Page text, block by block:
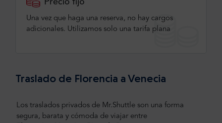
Precio fijo
Una vez que haga una reserva, no hay cargos
adicionales. Utilizamos solo una tarifa plana
Traslado de Florencia a Venecia
Los traslados privados de Mr.Shuttle son una forma
segura, barata y cómoda de viajar entre